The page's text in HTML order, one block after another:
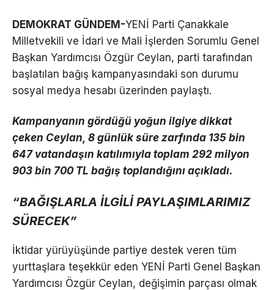
DEMOKRAT GÜNDEM-YENİ Parti Çanakkale
Milletvekili ve İdari ve Mali İşlerden Sorumlu Genel
Başkan Yardımcısı Özgür Ceylan, parti tarafından
başlatılan bağış kampanyasındaki son durumu
sosyal medya hesabı üzerinden paylaştı.
Kampanyanın gördüğü yoğun ilgiye dikkat
çeken Ceylan, 8 günlük süre zarfında 135 bin
647 vatandaşın katılımıyla toplam 292 milyon
903 bin 700 TL bağış toplandığını açıkladı.
“BAĞIŞLARLA İLGİLİ PAYLAŞIMLARIMIZ
SÜRECEK”
İktidar yürüyüşünde partiye destek veren tüm
yurttaşlara teşekkür eden YENİ Parti Genel Başkan
Yardımcısı Özgür Ceylan, değişimin parçası olmak